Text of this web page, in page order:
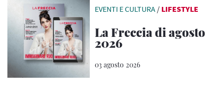
EVENTI E CULTURA / LIFESTYLE
La Freccia di agosto
2026
03 agosto 2026